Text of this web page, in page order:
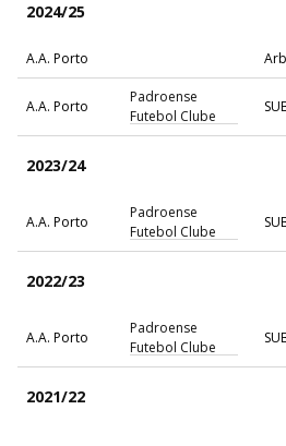
2024/25
A.A. Porto
A.A. Porto
Padroense
Futebol Clube
2023/24
A.A. Porto
Padroense
Futebol Clube
2022/23
A.A. Porto
Padroense
Futebol Clube
2021/22